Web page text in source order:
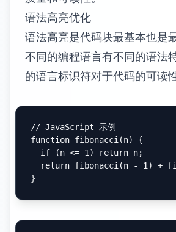
小屏幕上，表格的行会转换为
形式，每个卡片包含一行的所
隐藏非关键列可以在保持表格
应小屏幕。通过 CSS 媒体查询
数据表格最佳实践
数据表格的设计需要考虑用户
息获取需求。表头设计是关键
的表头能够帮助用户快速理解